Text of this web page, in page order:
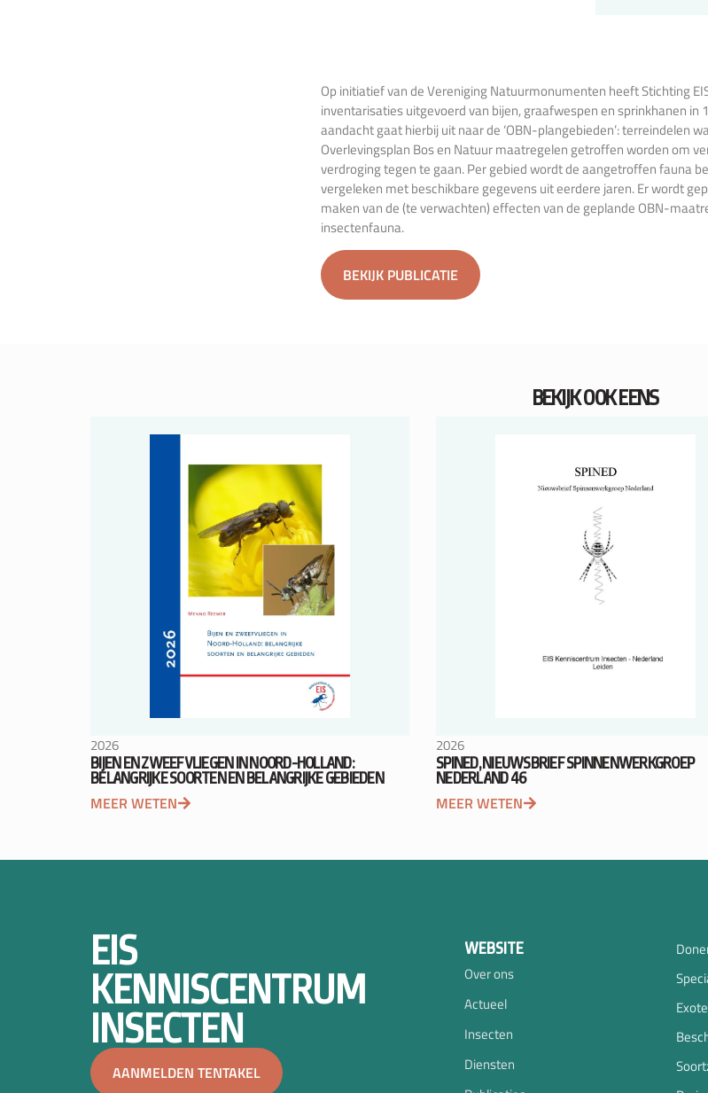
Op initiatief van de Vereniging Natuurmonumenten heeft Stichting
inventarisaties uitgevoerd van bijen, graafwespen en sprinkhanen in
aandacht gaat hierbij uit naar de ‘OBN-plangebieden’: terreindelen
Overlevingsplan Bos en Natuur maatregelen getroffen worden om
verdroging tegen te gaan. Per gebied wordt de aangetroffen fauna
vergeleken met beschikbare gegevens uit eerdere jaren. Er wordt
maken van de (te verwachten) effecten van de geplande OBN-
insectenfauna.
BEKIJK PUBLICATIE
BEKIJK OOK EENS
2026
BIJEN EN ZWEEFVLIEGEN IN NOORD-HOLLAND:
BELANGRIJKE SOORTEN EN BELANGRIJKE GEBIEDEN
MEER WETEN
2026
SPINED, NIEUWSBRIEF SPINNENWERKGROEP
NEDERLAND 46
MEER WETEN
EIS
KENNISCENTRUM
INSECTEN
AANMELDEN TENTAKEL
WEBSITE
Over ons
Actueel
Insecten
Diensten